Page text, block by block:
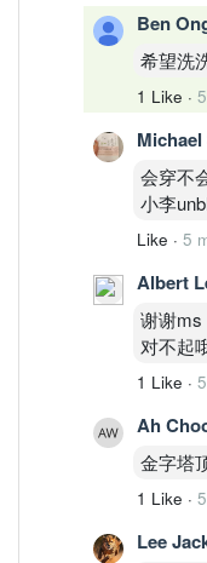
Ben
希望洗
1 Like ·
会穿不
小李
Like · 5
Albert
谢谢ms
对不起
1 Like ·
Ah
金字塔
1 Like ·
Lee